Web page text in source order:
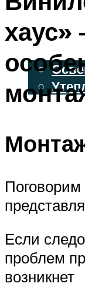
МЕНЮ
Поговорим
Если
проблем
возникнет